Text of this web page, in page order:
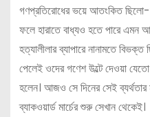
গণপ্রতিরোধের ভয়ে আতংকিত ছিলো-
ফলে হারাতে বাধ্যও হতে পারে এমন
হত্যালীলার ব্যাপারে নানামতে
পেলেই ওদের গণেশ উল্টে দেওয়া
হলেন। আজও সে দিনের সেই ব্যর্থতার
ব্যাকওয়ার্ড মার্চের শুরু সেখান থেকেই।